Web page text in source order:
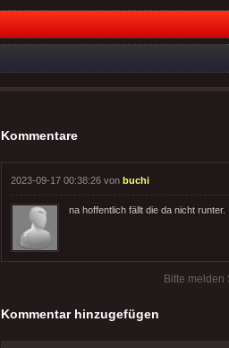
Kommentare
2023-09-17 00:38:26 von buchi
na hoffentlich fällt die da nicht runter.
Bitte melden
Kommentar hinzugefügen